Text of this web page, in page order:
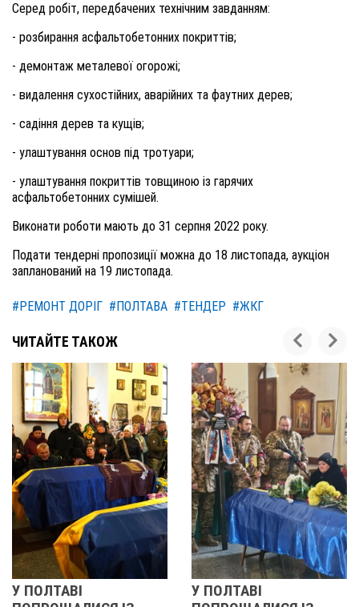
Серед робіт, передбачених технічним завданням:
- розбирання асфальтобетонних покриттів;
- демонтаж металевої огорожі;
- видалення сухостійних, аварійних та фаутних дерев;
- садіння дерев та кущів;
- улаштування основ під тротуари;
- улаштування покриттів товщиною із гарячих
асфальтобетонних сумішей.
Виконати роботи мають до 31 серпня 2022 року.
Подати тендерні пропозиції можна до 18 листопада, аукціон
запланований на 19 листопада.
#РЕМОНТ ДОРІГ #ПОЛТАВА #ТЕНДЕР #ЖКГ
ЧИТАЙТЕ ТАКОЖ
ПОЛТАВІ
У ПОЛТАВІ